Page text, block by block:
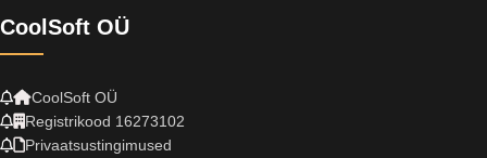
CoolSoft OÜ
CoolSoft OÜ
Registrikood 16273102
Privaatsustingimused